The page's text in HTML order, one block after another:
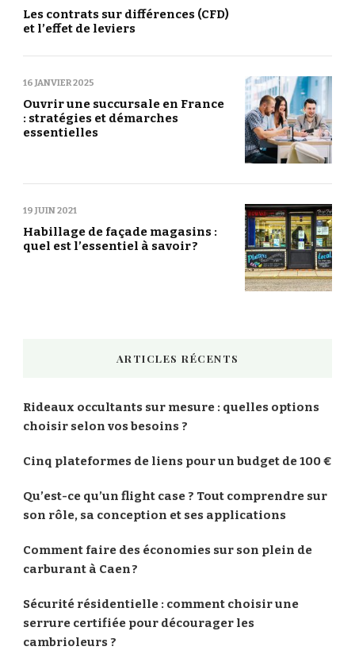
Les contrats sur différences (CFD)
et l’effet de leviers
16 JANVIER 2025
Ouvrir une succursale en France
: stratégies et démarches
essentielles
19 JUIN 2021
Habillage de façade magasins :
quel est l’essentiel à savoir ?
ARTICLES RÉCENTS
Rideaux occultants sur mesure : quelles options
choisir selon vos besoins ?
Cinq plateformes de liens pour un budget de 100 €
Qu’est-ce qu’un flight case ? Tout comprendre sur
son rôle, sa conception et ses applications
Comment faire des économies sur son plein de
carburant à Caen ?
Sécurité résidentielle : comment choisir une
serrure certifiée pour décourager les
cambrioleurs ?